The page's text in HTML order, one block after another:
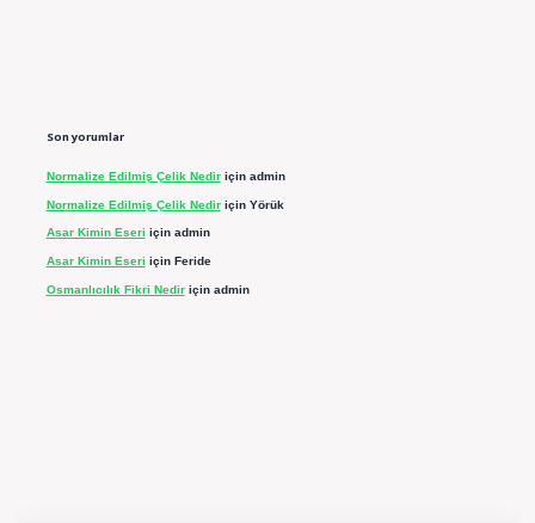
Son yorumlar
Normalize Edilmiş Çelik Nediriçin admin
Normalize Edilmiş Çelik Nediriçin Yörük
Asar Kimin Eseri için admin
Asar Kimin Eseri için Feride
Osmanlıcılık Fikri Nediriçin admin